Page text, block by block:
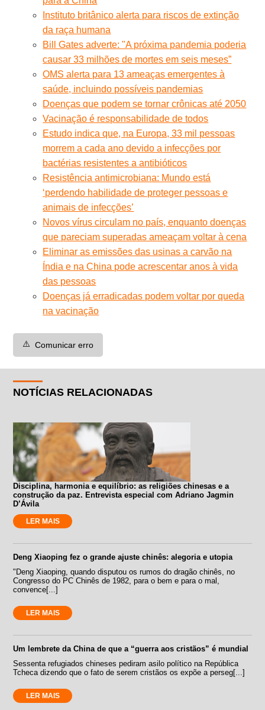
Instituto britânico alerta para riscos de extinção
da raça humana
Bill Gates adverte: "A próxima pandemia poderia
causar 33 milhões de mortes em seis meses”
OMS alerta para 13 ameaças emergentes à
saúde, incluindo possíveis pandemias
Doenças que podem se tornar crônicas até 2050
Vacinação é responsabilidade de todos
Estudo indica que, na Europa, 33 mil pessoas
morrem a cada ano devido a infecções por
bactérias resistentes a antibióticos
Resistência antimicrobiana: Mundo está
‘perdendo habilidade de proteger pessoas e
animais de infecções’
Novos vírus circulam no país, enquanto doenças
que pareciam superadas ameaçam voltar à cena
Eliminar as emissões das usinas a carvão na
Índia e na China pode acrescentar anos à vida
das pessoas
Doenças já erradicadas podem voltar por queda
na vacinação
⚠️ Comunicar erro
NOTÍCIAS RELACIONADAS
Disciplina, harmonia e equilíbrio: as religiões chinesas e a
construção da paz. Entrevista especial com Adriano Jagmin
D’Ávila
LER MAIS
Deng Xiaoping fez o grande ajuste chinês: alegoria e utopia
"Deng Xiaoping, quando disputou os rumos do dragão chinês, no
Congresso do PC Chinês de 1982, para o bem e para o mal,
convence[...]
LER MAIS
Um lembrete da China de que a “guerra aos cristãos” é mundial
Sessenta refugiados chineses pediram asilo político na República
Tcheca dizendo que o fato de serem cristãos os expõe a perseg[...]
LER MAIS